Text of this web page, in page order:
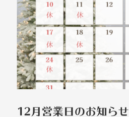
12月営業日のお知らせ